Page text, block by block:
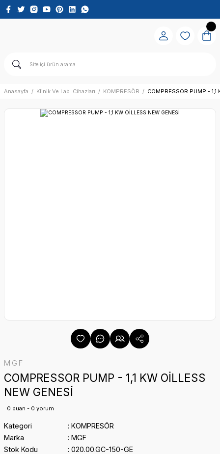
Anasayfa Klinik Ve Lab. Cihazları KOMPRESÖR COMPRESSOR PUMP - 1,1
MGF
COMPRESSOR PUMP - 1,1 KW OİLLESS
NEW GENESİ
0 puan - 0 yorum
Kategori
KOMPRESÖR
Marka
MGF
Stok Kodu
020.00.GC-150-GE